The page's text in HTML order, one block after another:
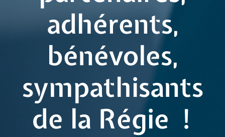
adhérents,
bénévoles,
sympathisants
de la Régie !